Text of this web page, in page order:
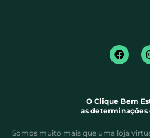
O Clique Bem
as determinações
Somos muito mais que uma loja